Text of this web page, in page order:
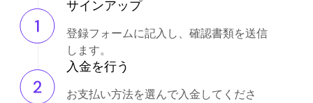
サインアップ
登録フォームに記入し、確認書類を送信
します。
入金を行う
お支払い方法を選んで入金してくださ